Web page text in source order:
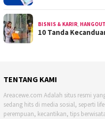
BISNIS & KARIR, HANGOUT
10 Tanda
TENTANG KAMI
Areacewe.com Adalah situs resmi
sedang hits di media sosial, seperti
perempuan, kecantikan, tips